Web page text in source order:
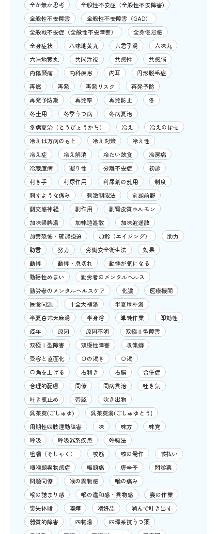
全か無か思考
全般性不安症（全般性不安障害)
全般性不安障害
全般性不安障害（GAD）
全般戦不安症（全般性不安障害）
全身倦怠感
全身症状
八味地黄丸 六君子湯
六味丸
六味地黄丸
共同注視 共感性
共感脳
内傷頭痛
内科疾患 内耳
円形脱毛症
再燃
再発 再発リスク
再発予防
再発予防期
再発率 再発防止
冬
冬土用
冬季うつ病
冬病夏治
冬病夏治（とうびょうかち）
冷え
冷えのぼせ
冷えは万病のもと
冷え対策
冷え性
冷え症
冷え解消 冷たい飲食
冷房病
冷蔵庫病
凝り性 分離不安症
初診
利き手
利尿作用 利尿剤の乱用
制度
刺すような痛み
刺激制限法
前頭前野
副交感神経
副作用
副腎皮質ホルモン
加味帰脾湯
加味逍遙散
加味逍遥散
加害恐怖・確認強迫
加齢（エイジング）
助力
助言
努力 労働安全衛生法
効果
動悸
動悸・息切れ
動悸が気になる
動揺性めまい
勤労者のメンタルヘルス
勤労者のメンタルヘルスケア
化膿
医療機関
医食同源
十全大補湯
半夏厚朴湯
半夏白朮天麻湯
半身浴 単純作業
即効性
厄年
原因 原因不明
双極Ⅱ型障害
双極Ⅰ型障害
双極性障害
収集癖
受容と直面化
口の渇き
口渇
口角を上げる
右利き 右脳
合併症
合理的配慮
同僚 同病異治
吐き気
吐き気止め
否認
吹き出物
呉茱萸(ごしゅゆ)
呉茱萸湯(ごしゅゆとう)
周期性四肢運動障害
味 味方
味覚
呼吸
呼吸器系疾患
呼吸法
咀嚼（そしゃく）
咬筋 咳の発作
咳払い
咽喉頭異物感症
咽頭痛 唐辛子
問診票
問題同僚
喉の異物感
喉の痛み
喉の詰まり感
喉の違和感・異物感
喪の作業
喪失体験
喫煙 嗜好品
噛んで吐き出す
器質的障害
四物湯
四環系抗うつ薬